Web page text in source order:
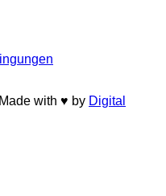
Made with ♥ by Digital